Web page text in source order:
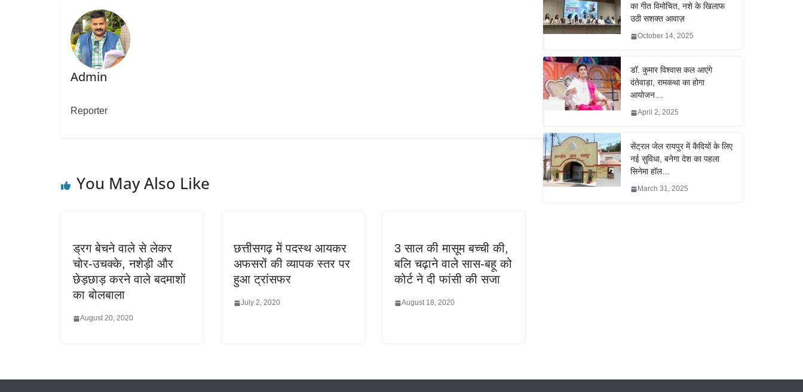
Admin
Reporter
You May Also Like
ड्रग बेचने वाले से लेकर
चोर-उचक्के, नशेड़ी और
छेड़छाड़ करने वाले बदमाशों
का बोलबाला
August 20, 2020
छत्तीसगढ़ में पदस्थ आयकर
अफसरों की व्यापक स्तर पर
हुआ ट्रांसफर
July 2, 2020
3 साल की मासूम बच्ची की,
बलि चढ़ाने वाले सास-बहू को
कोर्ट ने दी फांसी की सजा
August 18, 2020
का गीत विमोचित, नशे के खिलाफ
उठी सशक्त आवाज़
October 14, 2025
डॉ. कुमार विश्वास कल आएंगे
दंतेवाड़ा, रामकथा का होगा
आयोजन…
April 2, 2025
सेंट्रल जेल रायपुर में कैदियों के लिए
नई सुविधा, बनेगा देश का पहला
सिनेमा हॉल…
March 31, 2025